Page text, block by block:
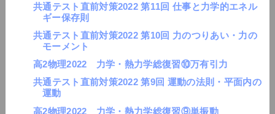
共通テスト直前対策2022 第11回 仕事と力学的エネル
ギー保存則
共通テスト直前対策2022 第10回 力のつりあい・力の
モーメント
高2物理2022 力学・熱力学総復習⑩万有引力
共通テスト直前対策2022 第9回 運動の法則・平面内の
運動
高2物理2022 力学・熱力学総復習⑨単振動